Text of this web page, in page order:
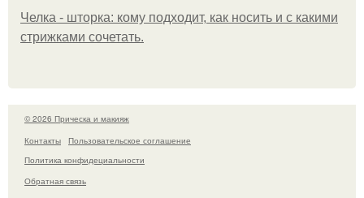
Челка - шторка: кому подходит, как носить и с какими
стрижками сочетать.
© 2026 Прическа и макияж
Контакты
Пользовательское соглашение
Политика конфидециальности
Обратная связь